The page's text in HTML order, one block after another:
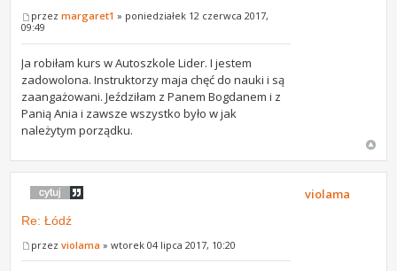
przezmargaret1 » poniedziałek 12 czerwca 2017,
09:49
Ja robiłam kurs w Autoszkole Lider. I jestem
zadowolona. Instruktorzy maja chęć do nauki i są
zaangażowani. Jeździłam z Panem Bogdanem i z
Panią Ania i zawsze wszystko było w jak
należytym porządku.
Re: Łódź
przezviolama » wtorek 04 lipca 2017, 10:20
violama